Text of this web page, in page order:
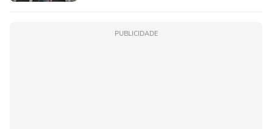
PUBLICIDADE